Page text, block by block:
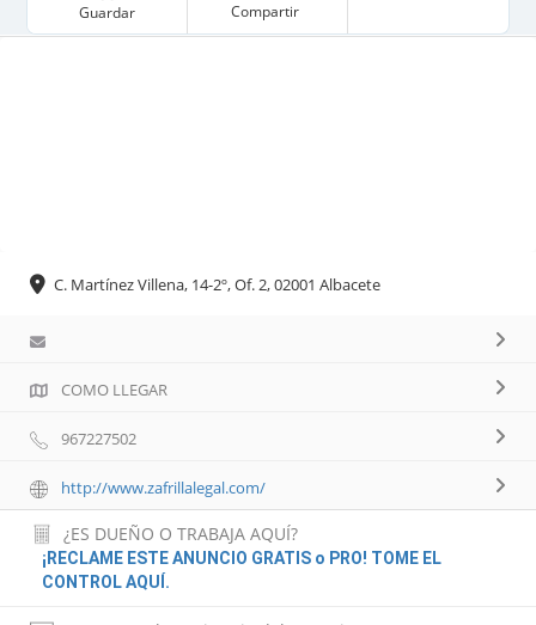
Guardar Compartir
C. Martínez Villena, 14-2º, Of. 2, 02001 Albacete
COMO LLEGAR
967227502
http://www.zafrillalegal.com/
¿ES DUEÑO O TRABAJA AQUÍ?
¡RECLAME ESTE ANUNCIO GRATIS o PRO! TOME EL
CONTROL AQUÍ.